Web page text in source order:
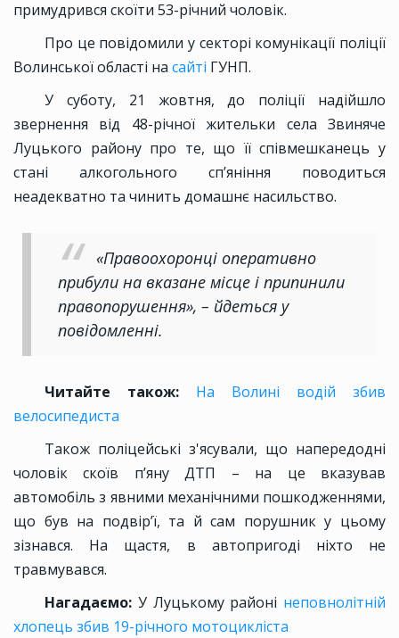
примудрився скоїти 53-річний чоловік.
Про це повідомили у секторі комунікації поліції
Волинської області на сайті ГУНП.
У суботу, 21 жовтня, до поліції надійшло
звернення від 48-річної жительки села Звиняче
Луцького району про те, що її співмешканець у
стані алкогольного сп’яніння поводиться
неадекватно та чинить домашнє насильство.
«Правоохоронці оперативно
прибули на вказане місце і припинили
правопорушення», – йдеться у
повідомленні.
Читайте також: На Волині водій збив
велосипедиста
Також поліцейські з'ясували, що напередодні
чоловік скоїв п’яну ДТП – на це вказував
автомобіль з явними механічними пошкодженнями,
що був на подвір’ї, та й сам порушник у цьому
зізнався. На щастя, в автопригоді ніхто не
травмувався.
Нагадаємо: У Луцькому районі неповнолітній
хлопець збив 19-річного мотоцикліста